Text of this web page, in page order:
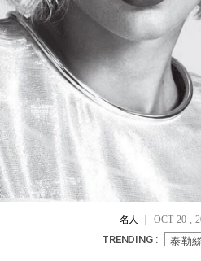
名人 ｜ OCT 20 ,
TRENDING : 泰勒